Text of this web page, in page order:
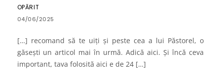
OPĂRIT
04/06/2025
[…] recomand să te uiți și peste cea a lui Păstorel, o
găsești un articol mai în urmă. Adică aici. Și încă ceva
important, tava folosită aici e de 24 […]